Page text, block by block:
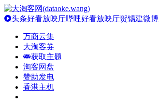
头条好看放映厅哔哩好看放映厅贺锡建微博
万商云集
大淘客券
获取主题
淘客网盘
赞助发电
香港主机